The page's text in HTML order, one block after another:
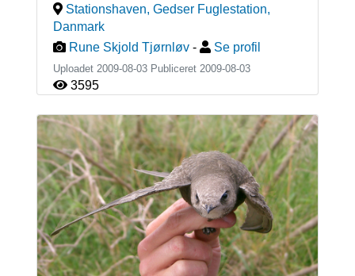
Stationshaven, Gedser Fuglestation,
Danmark
Rune Skjold Tjørnløv - Se profil
Uploadet 2009-08-03 Publiceret 2009-08-03
3595